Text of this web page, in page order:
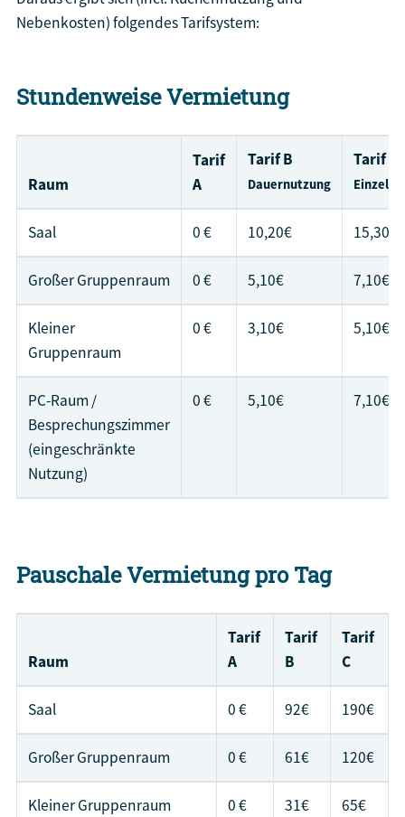
Nebenkosten) folgendes Tarifsystem:
Stundenweise Vermietung
Raum
Tarif
A
Tarif B
Dauernutzung
Tarif B
Saal 0 € 10,20€ 15,30€
Großer Gruppenraum 0 € 5,10€ 7,10€
Kleiner
Gruppenraum
0 € 3,10€ 5,10€
PC-Raum /
Besprechungszimmer
(eingeschränkte
Nutzung)
0 € 5,10€ 7,10€
Pauschale Vermietung pro Tag
Raum
Tarif
A
Tarif
B
Tarif
C
Saal 0 € 92€ 190€
Großer Gruppenraum 0 € 61€ 120€
Kleiner Gruppenraum 0 € 31€ 65€